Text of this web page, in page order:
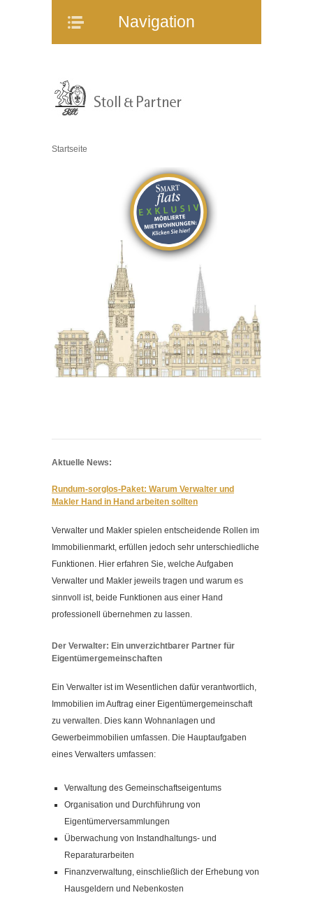
Navigation
Navigation
Mitarbeiter
Verkauf und Vermietung
Stellenangebote
Impressum
Datenschutzerklärung
Startseite
Aktuelle News:
Rundum-sorglos-Paket: Warum Verwalter und
Makler Hand in Hand arbeiten sollten
Verwalter und Makler spielen entscheidende Rollen im
Immobilienmarkt, erfüllen jedoch sehr unterschiedliche
Funktionen. Hier erfahren Sie, welche Aufgaben
Verwalter und Makler jeweils tragen und warum es
sinnvoll ist, beide Funktionen aus einer Hand
professionell übernehmen zu lassen.
Der Verwalter: Ein unverzichtbarer Partner für
Eigentümergemeinschaften
Ein Verwalter ist im Wesentlichen dafür verantwortlich,
Immobilien im Auftrag einer Eigentümergemeinschaft
zu verwalten. Dies kann Wohnanlagen und
Gewerbeimmobilien umfassen. Die Hauptaufgaben
eines Verwalters umfassen:
Verwaltung des Gemeinschaftseigentums
Organisation und Durchführung von
Eigentümerversammlungen
Überwachung von Instandhaltungs- und
Reparaturarbeiten
Finanzverwaltung, einschließlich der Erhebung von
Hausgeldern und Nebenkosten